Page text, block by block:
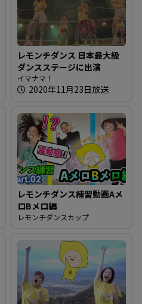
レモンチダンス 日本最大級
ダンスステージに出演
イマナマ！
2020年11月23日放送
レモンチダンス練習動画Aメ
ロBメロ編
レモンチダンスカップ